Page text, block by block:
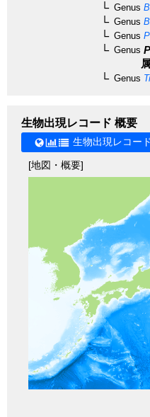
Genus
Genus
Genus
Genus
Genus
生物出現レコード 概要
生物出現レコ
[地図・概要]